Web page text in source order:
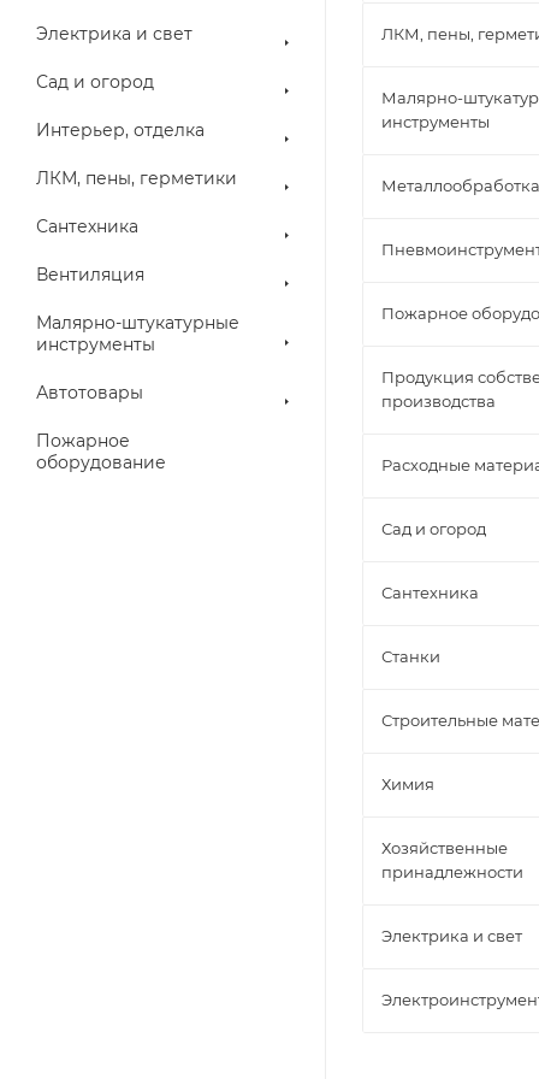
Электрика и свет
Сад и огород
Интерьер, отделка
ЛКМ, пены, герметики
Сантехника
Вентиляция
Малярно-штукатурные
инструменты
Автотовары
Пожарное
оборудование
ЛКМ, пены,
Малярно-
инструменты
Металлообработка
Пожарное
Продукция
производства
Расходные
Сад и огород
Сантехника
Станки
Строительные
Химия
Хозяйственные
принадлежности
Электрика и свет